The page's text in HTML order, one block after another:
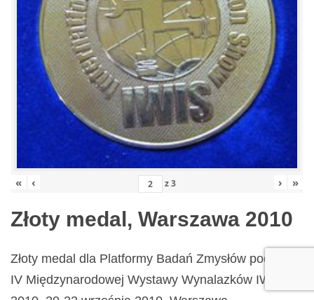
« ‹ z3 › »
Złoty medal, Warszawa 2010
Złoty medal dla Platformy Badań Zmysłów podczas
IV Międzynarodowej Wystawy Wynalazków IWIS